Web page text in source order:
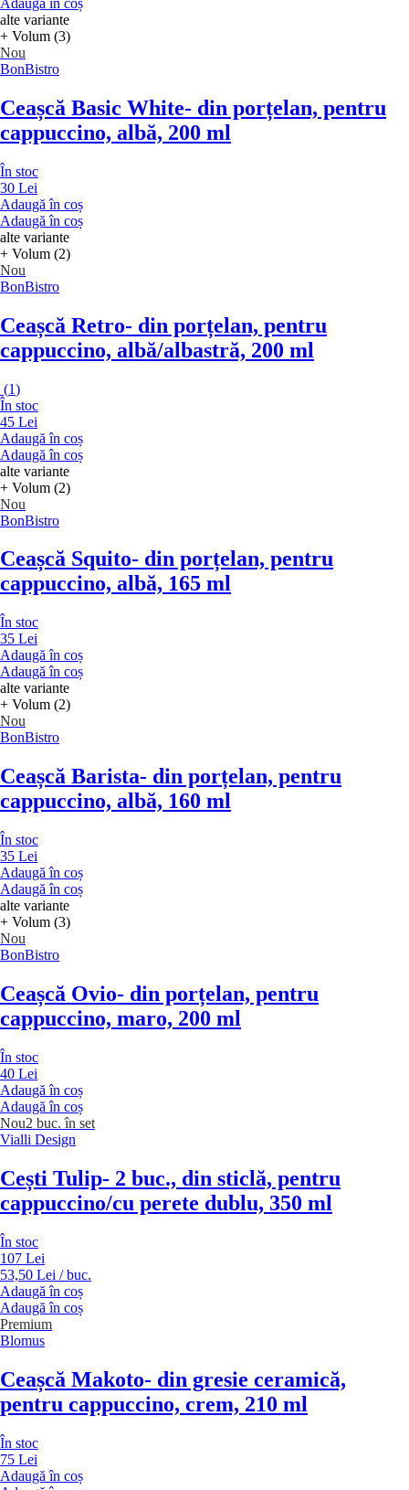
Adaugă în coș
alte variante
+ Volum (3)
Nou
BonBistro
Ceașcă Basic White- din porțelan, pentru
cappuccino, albă, 200 ml
În stoc
30 Lei
Adaugă în coș
Adaugă în coș
alte variante
+ Volum (2)
Nou
BonBistro
Ceașcă Retro- din porțelan, pentru
cappuccino, albă/albastră, 200 ml
(1)
În stoc
45 Lei
Adaugă în coș
Adaugă în coș
alte variante
+ Volum (2)
Nou
BonBistro
Ceașcă Squito- din porțelan, pentru
cappuccino, albă, 165 ml
În stoc
35 Lei
Adaugă în coș
Adaugă în coș
alte variante
+ Volum (2)
Nou
BonBistro
Ceașcă Barista- din porțelan, pentru
cappuccino, albă, 160 ml
În stoc
35 Lei
Adaugă în coș
Adaugă în coș
alte variante
+ Volum (3)
Nou
BonBistro
Ceașcă Ovio- din porțelan, pentru
cappuccino, maro, 200 ml
În stoc
40 Lei
Adaugă în coș
Adaugă în coș
Nou2 buc. în set
Vialli Design
Cești Tulip- 2 buc., din sticlă, pentru
cappuccino/cu perete dublu, 350 ml
În stoc
107 Lei
53,50 Lei / buc.
Adaugă în coș
Adaugă în coș
Premium
Blomus
Ceașcă Makoto- din gresie ceramică,
pentru cappuccino, crem, 210 ml
În stoc
75 Lei
Adaugă în coș